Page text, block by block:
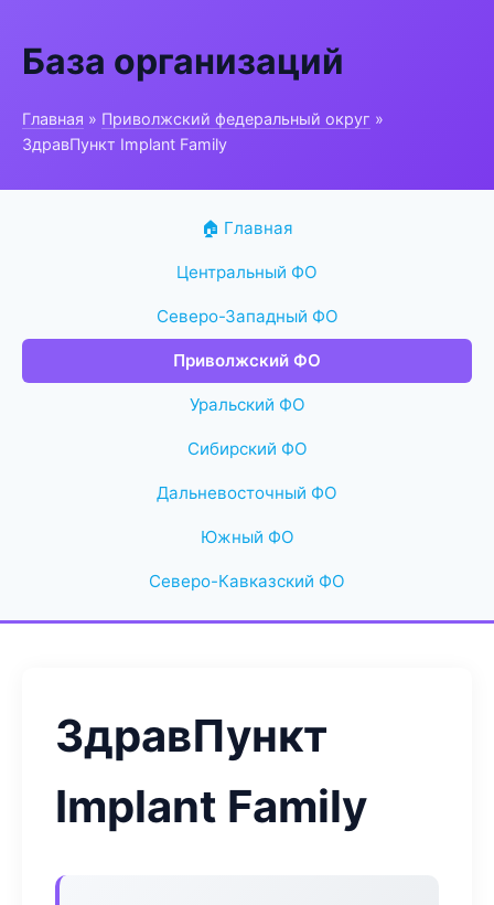
База организаций
Главная » Приволжский федеральный округ »
ЗдравПункт Implant Family
🏠 Главная
Центральный ФО
Северо-Западный ФО
Приволжский ФО
Уральский ФО
Сибирский ФО
Дальневосточный ФО
Южный ФО
Северо-Кавказский ФО
ЗдравПункт
Implant Family